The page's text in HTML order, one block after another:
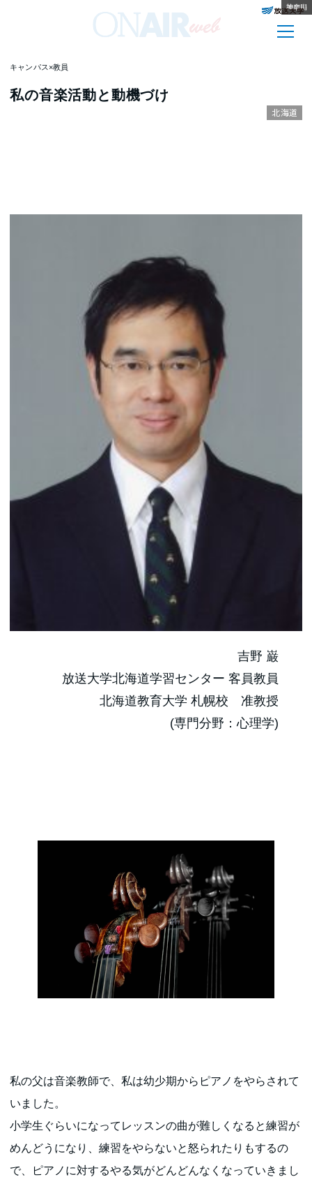
キャンパス×教員
私の音楽活動と動機づけ
北海道
吉野 巌
放送大学北海道学習センター 客員教員
北海道教育大学 札幌校 准教授
(専門分野：心理学)
私の父は音楽教師で、私は幼少期からピアノをやらされて
いました。
小学生ぐらいになってレッスンの曲が難しくなると練習が
めんどうになり、練習をやらないと怒られたりもするの
で、ピアノに対するやる気がどんどんなくなっていきまし
兵庫
和歌山
秋田
宮城
神奈川
香川
富山
徳島
和歌山
広島
神奈川